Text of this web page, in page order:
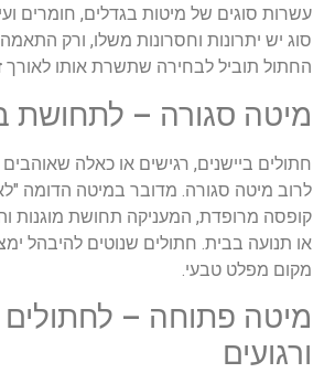
עשרות סוגים של מיטות בגדלים, חומרים
סוג יש יתרונות וחסרונות משלו, ורק
החתול תוביל לבחירה שתשרת אותו לאורך
מיטה סגורה – לתחושת
חתולים ביישנים, רגישים או כאלה שאוהבים
לרוב מיטה סגורה. מדובר במיטה הדומה
קופסה מרופדת, המעניקה תחושת מוגנות
או תנועה בבית. חתולים שנוטים להיבהל
מקום מפלט טבעי.
מיטה פתוחה – לחתולים
ורגועים